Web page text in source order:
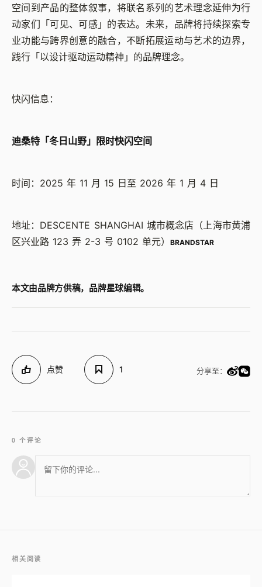
空间到产品的整体叙事，将联名系列的艺术理念延伸为行
动家们「可见、可感」的表达。未来，品牌将持续探索专
业功能与跨界创意的融合，不断拓展运动与艺术的边界，
践行「以设计驱动运动精神」的品牌理念。
快闪信息：
迪桑特「冬日山野」限时快闪空间
时间：2025 年 11 月 15 日至 2026 年 1 月 4 日
地址：DESCENTE SHANGHAI 城市概念店（上海市黄浦
区兴业路 123 弄 2-3 号 0102 单元）
BRANDSTAR
本文由品牌方供稿，品牌星球编辑。
点赞 1 分享至：
0 个评论
相关阅读